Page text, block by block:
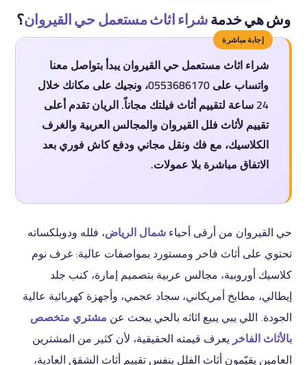
وش هي خدمةشراء اثاث مستعمل حي القيروان؟
شراء اثاث مستعمل حي القيروان يبدأ بتواصل معنا
واتساب على 0553686170، ونجيك على مكانك خلال
24 ساعة لتقييم أثاث فيلتك مجاناً. الريان تقدم أعلى
تقييم لأثاث فلل القيروان والمجالس العربية والغرف
الكلاسيك، مع فك ونقل مجاني ودفع كاش فوري بعد
الاتفاق مباشرة بلا عمولات.
حي القيروان من أرقى أحياء شمال الرياض، فلله ودوبلكساته
تحتوي على أثاث فاخر ومستورد بمواصفات عالية: غرف نوم
كلاسيك أوروبية، مجالس عربية بتصميم إمارة، كنب جلد
إيطالي، مطابخ أمريكاني، سجاد عجمي، وأجهزة كهربائية عالية
الجودة. اللي يبي يبيع اثاثه بالحي يبحث عن مشتري متخصص
بالأثاث الفاخر يعرف قيمته الحقيقية، لأن كثير من المشترين
العامين يقيّمون أثاث الفلل بنفس تقييم أثاث الشقق العادية،